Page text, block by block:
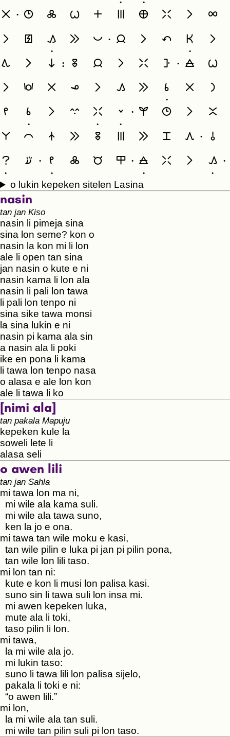
󱤂 · 󱥫 󱤟 󱥷 󱤊 󱤼 󱤰 󱥶 󱤧 󱤄
󱤧 󱥈
󱤖
·
󱤉 󱥔 · 󱤑 󱤧 󱥧
󱤘
·
󱤧
󱥩 󱤧 󱥁 : 󱥅 󱤑 󱤧 󱥶 󱥟 · 󱤞 󱥷
󱤧 󱥵 󱤂 󱥆 󱤧 󱤖 󱤉
󱥞
·
󱤂 󱤡
󱤴
󱥞
·
󱤧 󱥦
󱥶
·
󱤨
·
·
󱤗 󱥫 󱤧 󱤆
󱤇 󱤍 󱤿 󱤉 󱥅 󱤼 󱤉 󱥐 󱤈 · 󱥄
󱥙
·
󱥸 ·
󱤴
·
󱤟 󱤲 󱤎 · 󱤞
·
󱥶 󱤧 󱤖 ·
·
o lukin kepeken sitelen Lasina
nasin
tan jan Kiso
nasin li pimeja sina
sina lon seme? kon o
nasin la kon mi li lon
ale li open tan sina
jan nasin o kute e ni
nasin kama li lon ala
nasin li pali lon tawa
li pali lon tenpo ni
sina sike tawa monsi
la sina lukin e ni
nasin pi kama ala sin
a nasin ala li poki
ike en pona li kama
li tawa lon tenpo nasa
o alasa e ale lon kon
ale li tawa li ko
[nimi ala]
tan pakala Mapuju
kepeken kule la
soweli lete li
alasa seli
o awen lili
tan jan Sahla
mi tawa lon ma ni,
mi wile ala kama suli.
mi wile ala tawa suno,
ken la jo e ona.
mi tawa tan wile moku e kasi,
tan wile pilin e luka pi jan pi pilin pona,
tan wile lon lili taso.
mi lon tan ni:
kute e kon li musi lon palisa kasi.
suno sin li tawa suli lon insa mi.
mi awen kepeken luka,
mute ala li toki,
taso pilin li lon.
mi tawa,
la mi wile ala jo.
mi lukin taso:
suno li tawa lili lon palisa sijelo,
pakala li toki e ni:
“o awen lili.”
mi lon,
la mi wile ala tan suli.
mi wile tan pilin suli pi lon taso.